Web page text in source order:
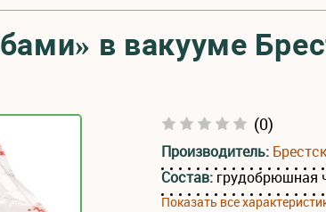
в вакууме
(0)
Производитель:
Состав: грудобрюшная
Показать все